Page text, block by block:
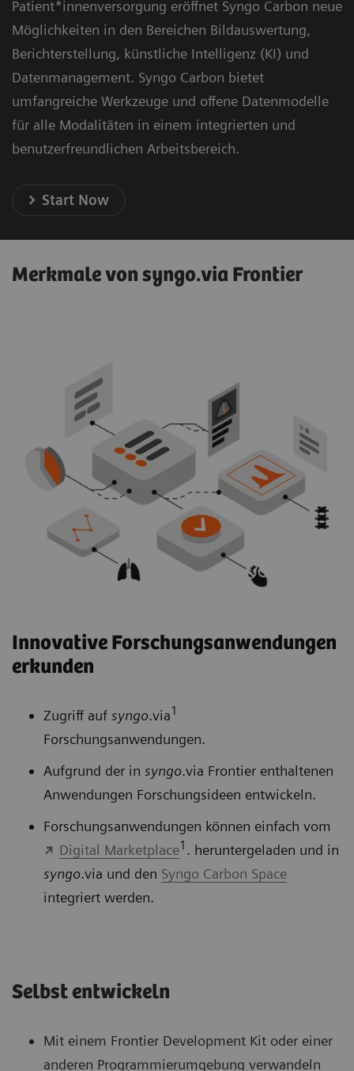
Patient*innenversorgung eröffnet Syngo Carbon neue
Möglichkeiten in den Bereichen Bildauswertung,
Berichterstellung, künstliche Intelligenz (KI) und
Datenmanagement. Syngo Carbon bietet
umfangreiche Werkzeuge und offene Datenmodelle
für alle Modalitäten in einem integrierten und
benutzerfreundlichen Arbeitsbereich.
Start Now
Merkmale von syngo.via Frontier
Innovative Forschungsanwendungen
erkunden
Zugriff auf syngo.via1
Forschungsanwendungen.
Aufgrund der in syngo.via Frontier enthaltenen
Anwendungen Forschungsideen entwickeln.
Forschungsanwendungen können einfach vom
Digital Marketplace1 . heruntergeladen und in
syngo.via und den Syngo Carbon Space
integriert werden.
Selbst entwickeln
Mit einem Frontier Development Kit oder einer
anderen Programmierumgebung verwandeln